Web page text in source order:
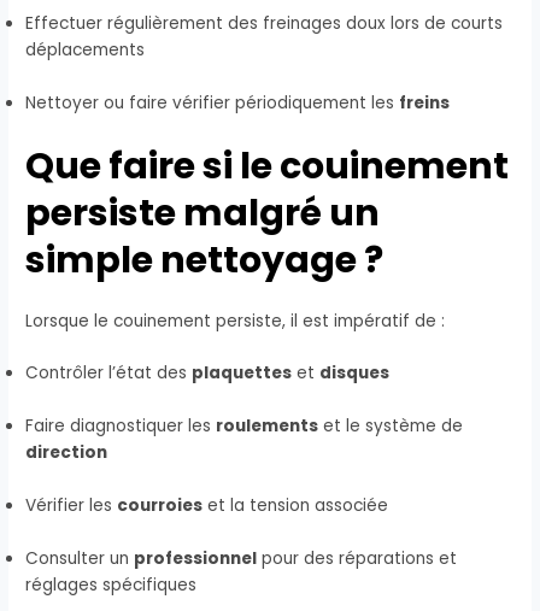
Effectuer régulièrement des freinages doux lors de courts
déplacements
Nettoyer ou faire vérifier périodiquement les freins
Que faire si le couinement
persiste malgré un
simple nettoyage ?
Lorsque le couinement persiste, il est impératif de :
Contrôler l’état des plaquettes et disques
Faire diagnostiquer les roulements et le système de
direction
Vérifier les courroies et la tension associée
Consulter un professionnel pour des réparations et
réglages spécifiques